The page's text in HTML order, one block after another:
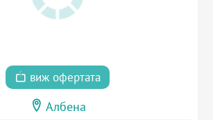
виж офертата
Албена